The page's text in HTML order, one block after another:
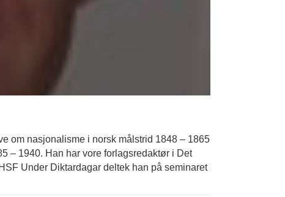
om nasjonalisme i norsk målstrid 1848 – 1865
– 1940. Han har vore forlagsredaktør i Det
Under Diktardagar deltek han på seminaret